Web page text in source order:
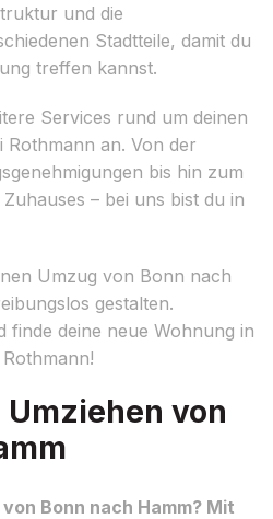
und die
Stadtteile, damit du
treffen kannst.
Services rund um deinen
an. Von der
bis hin zum
– bei uns bist du in
Umzug von Bonn nach
gestalten.
finde deine neue Wohnung in
von
Bonn nach Hamm? Mit